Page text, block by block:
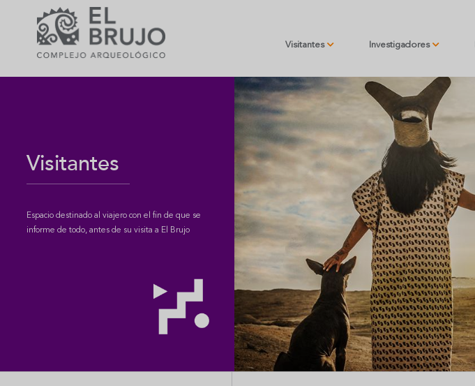
Visitantes Investigadores
Visitantes
Espacio destinado al viajero con el fin de que se
informe de todo, antes de su visita a El Brujo